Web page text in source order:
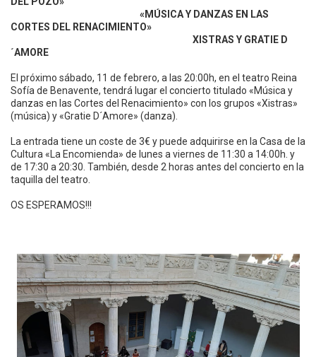
«MÚSICA Y DANZAS EN LAS
CORTES DEL RENACIMIENTO»
XISTRAS Y GRATIE D
´AMORE
El próximo sábado, 11 de febrero, a las 20:00h, en el teatro Reina
Sofía de Benavente, tendrá lugar el concierto titulado «Música y
danzas en las Cortes del Renacimiento» con los grupos «Xistras»
(música) y «Gratie D´Amore» (danza).
La entrada tiene un coste de 3€ y puede adquirirse en la Casa de la
Cultura «La Encomienda» de lunes a viernes de 11:30 a 14:00h. y
de 17:30 a 20:30. También, desde 2 horas antes del concierto en la
taquilla del teatro.
OS ESPERAMOS!!!